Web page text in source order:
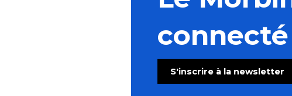
Feu d'artifice des sapeurs-pompiers
Festival de la Ria - Les 5 B : Bach, Brahms, Bridge, Berg,
Exposition des artistes pluneretains
connecté
S'inscrire à la newsletter